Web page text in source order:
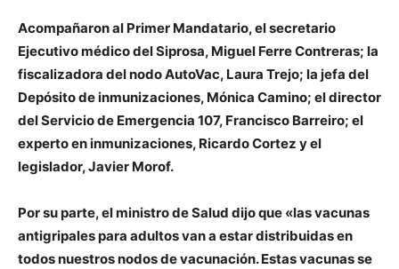
Acompañaron al Primer Mandatario, el secretario
Ejecutivo médico del Siprosa, Miguel Ferre Contreras; la
fiscalizadora del nodo AutoVac, Laura Trejo; la jefa del
Depósito de inmunizaciones, Mónica Camino; el director
del Servicio de Emergencia 107, Francisco Barreiro; el
experto en inmunizaciones, Ricardo Cortez y el
legislador,Javier Morof.
Por su parte, el ministro de Salud dijo que «las vacunas
antigripales para adultos van a estar distribuidas en
todos nuestros nodos de vacunación. Estas vacunas se